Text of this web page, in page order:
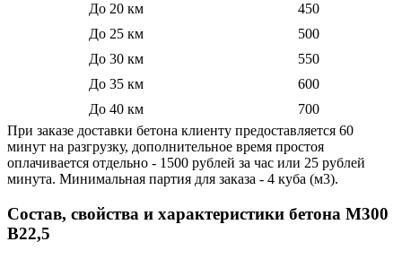
До 20 км
450
До 25 км
500
До 30 км
550
До 35 км
600
До 40 км
700
При заказе доставки бетона клиенту предоставляется 60
минут на разгрузку, дополнительное время простоя
оплачивается отдельно - 1500 рублей за час или 25 рублей
минута. Минимальная партия для заказа - 4 куба (м3).
Состав, свойства и характеристики бетона М300
В22,5